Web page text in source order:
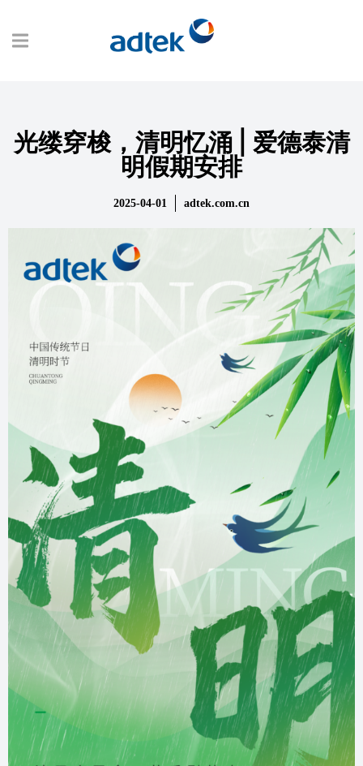
光缕穿梭，清明忆涌 | 爱德泰清
明假期安排
2025-04-01 adtek.com.cn